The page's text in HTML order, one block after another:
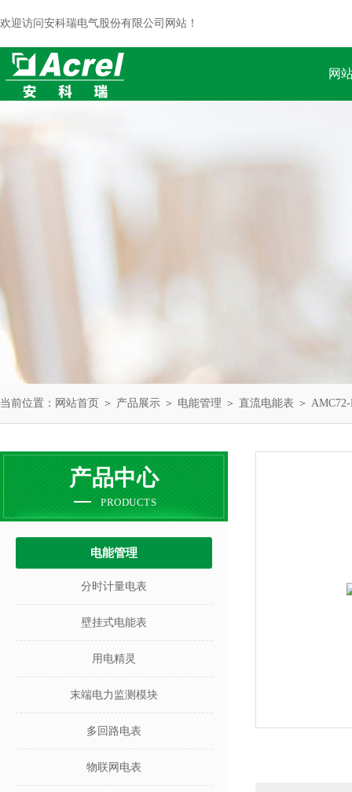
欢迎访问安科瑞电气股份有限公司网站！
网
当前位置： 网站首页 ＞ 产品展示 ＞ 电能管理 ＞ 直流电能表 ＞
产品中心
PRODUCTS
电能管理
分时计量电表
壁挂式电能表
用电精灵
末端电力监测模块
多回路电表
物联网电表